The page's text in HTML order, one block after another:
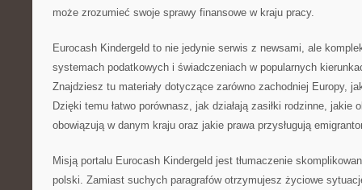
może zrozumieć swoje sprawy finansowe w kraju pracy.
Eurocash Kindergeld to nie jedynie serwis z newsami, ale
systemach podatkowych i świadczeniach w popularnych
Znajdziesz tu materiały dotyczące zarówno zachodniej Europy,
Dzięki temu łatwo porównasz, jak działają zasiłki rodzinne, jakie
obowiązują w danym kraju oraz jakie prawa przysługują
Misją portalu Eurocash Kindergeld jest tłumaczenie
polski. Zamiast suchych paragrafów otrzymujesz życiowe